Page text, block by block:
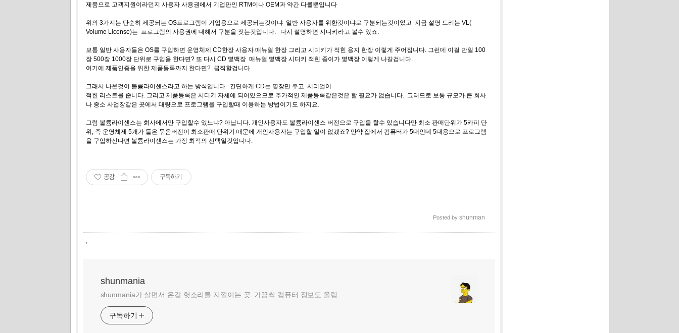
제품으로 고객지원이라던지 사용자 사용권에서 기업판인 RTM이나 OEM과 약간 다를뿐입니다
위의 3가지는 단순히 제공되는 OS프로그램이 기업용으로 제공되는것이냐 일반 사용자를 위한것이냐로 구분되는것이었고 지금 설명 드리는 VL(
Volume License)는 프로그램의 사용권에 대해서 구분을 짓는것입니다. 다시 설명하면 시디키라고 볼수 있죠.
보통 일반 사용자들은 OS를 구입하면 운영체제 CD한장 사용자 매뉴얼 한장 그리고 시디키가 적힌 용지 한장 이렇게 주어집니다. 그런데 이걸 만일 100
장 500장 1000장 단위로 구입을 한다면? 또 다시 CD 몇백장 매뉴얼 몇백장 시디키 적힌 종이가 몇백장 이렇게 나갈겁니다.
여기에 제품인증을 위한 제품등록까지 한다면? 끔직할겁니다
그래서 나온것이 볼륨라이센스라고 하는 방식입니다. 간단하게 CD는 몇장만 주고 시리얼이
적힌 리스트를 줍니다. 그리고 제품등록은 시디키 자체에 되어있으므로 추가적인 제품등록같은것은 할 필요가 없습니다. 그러므로 보통 규모가 큰 회사
나 중소 사업장같은 곳에서 대량으로 프로그램을 구입할때 이용하는 방법이기도 하지요.
그럼 볼륨라이센스는 회사에서만 구입할수 있느냐? 아닙니다. 개인사용자도 볼륨라이센스 버전으로 구입을 할수 있습니다만 최소 판매단위가 5카피 단
위, 즉 운영체제 5개가 들은 묶음버전이 최소판매 단위기 때문에 개인사용자는 구입할 일이 없겠죠? 만약 집에서 컴퓨터가 5대인데 5대용으로 프로그램
을 구입하신다면 볼륨라이센스는 가장 최적의 선택일것입니다.
공감 구독하기
Posted by shunman
shunmania
shunmania가 살면서 온갖 헛소리를 지껄이는 곳. 가끔씩 컴퓨터 정보도 올림.
구독하기